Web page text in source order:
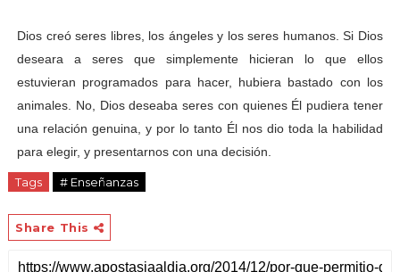
Dios creó seres libres, los ángeles y los seres humanos. Si Dios
deseara a seres que simplemente hicieran lo que ellos
estuvieran programados para hacer, hubiera bastado con los
animales. No, Dios deseaba seres con quienes Él pudiera tener
una relación genuina, y por lo tanto Él nos dio toda la habilidad
para elegir, y presentarnos con una decisión.
Tags # Enseñanzas
Share This